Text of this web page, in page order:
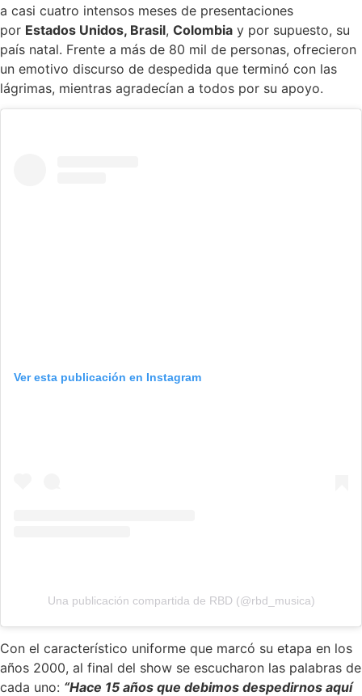
a casi cuatro intensos meses de presentaciones
por Estados Unidos, Brasil, Colombia y por supuesto, su
país natal. Frente a más de 80 mil de personas, ofrecieron
un emotivo discurso de despedida que terminó con las
lágrimas, mientras agradecían a todos por su apoyo.
Ver esta publicación en Instagram
Una publicación compartida de RBD (@rbd_musica)
Con el característico uniforme que marcó su etapa en los
años 2000, al final del show se escucharon las palabras de
cada uno: “Hace 15 años que debimos despedirnos aquí